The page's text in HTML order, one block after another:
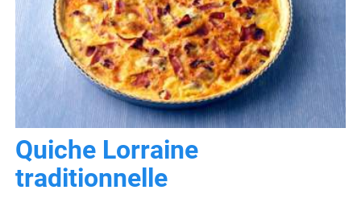
Quiche Lorraine
traditionnelle